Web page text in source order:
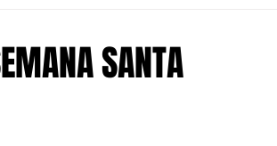
SANTA